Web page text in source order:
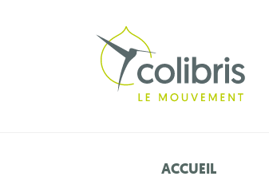
ACCUEIL